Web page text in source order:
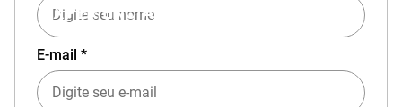
EXPERIÊNCIA MIZUNO NO APP
E-mail *